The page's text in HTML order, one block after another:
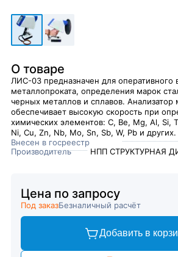
О товаре
ЛИС-03 предназначен для оперативного
металлопроката, определения марок
черных металлов и сплавов. Анализатор
обеспечивает высокую скорость при
химических элементов: C, Be, Mg, Al, Si,
Ni, Cu, Zn, Nb, Mo, Sn, Sb, W, Pb и других.
Внесен в госреестр
Производитель
НПП СТРУКТУРНАЯ
Цена по запросу
Под заказБезналичный расчёт
Добавить в